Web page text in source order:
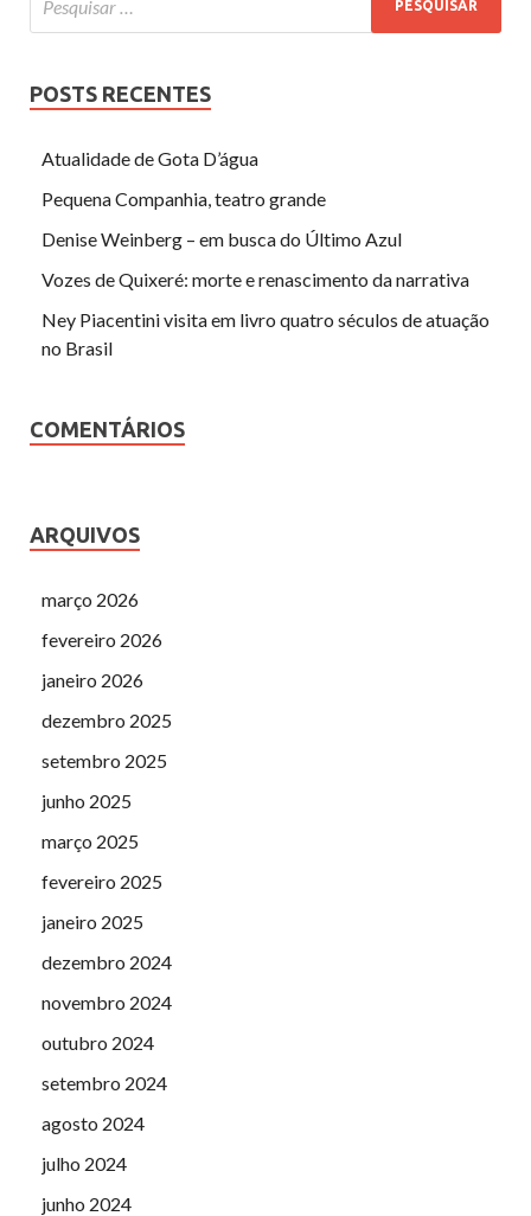
POSTS RECENTES
Atualidade de Gota D’água
Pequena Companhia, teatro grande
Denise Weinberg – em busca do Último Azul
Vozes de Quixeré: morte e renascimento da narrativa
Ney Piacentini visita em livro quatro séculos de atuação
no Brasil
COMENTÁRIOS
ARQUIVOS
março 2026
fevereiro 2026
janeiro 2026
dezembro 2025
setembro 2025
junho 2025
março 2025
fevereiro 2025
janeiro 2025
dezembro 2024
novembro 2024
outubro 2024
setembro 2024
agosto 2024
julho 2024
junho 2024